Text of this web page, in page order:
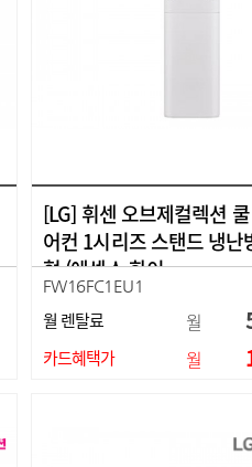
[LG] 휘센 오브제컬렉션
어컨 1시리즈 스탠드 냉난
형 (에센스 화이…
FW16FC1EU1
월 렌탈료 월
카드혜택가 월